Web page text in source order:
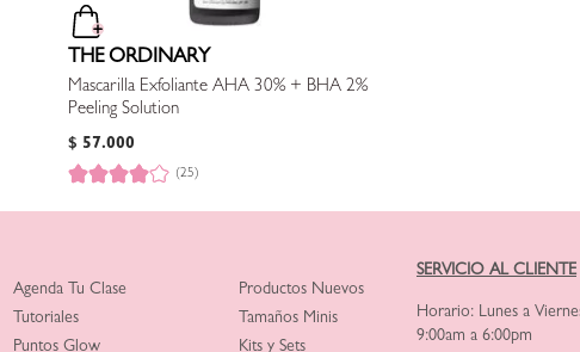
THE ORDINARY
Mascarilla Exfoliante AHA 30% + BHA 2%
Peeling Solution
$ 57.000
(25)
Agenda Tu Clase
Tutoriales
Puntos Glow
Productos Nuevos
Tamaños Minis
Kits y Sets
SERVICIO AL CLIENTE
Horario: Lunes a
9:00am a 6:00pm